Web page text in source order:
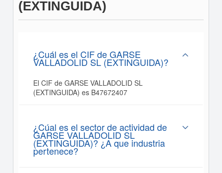
(EXTINGUIDA)
¿Cuál es el CIF de GARSE
VALLADOLID SL (EXTINGUIDA)?
El CIF de GARSE VALLADOLID SL
(EXTINGUIDA) es B47672407
¿Cúal es el sector de actividad de
GARSE VALLADOLID SL
(EXTINGUIDA)? ¿A que industria
pertenece?